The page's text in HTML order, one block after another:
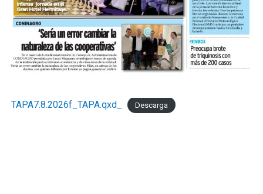
TAPA7.8.2026f_TAPA.qxd_ Descarga